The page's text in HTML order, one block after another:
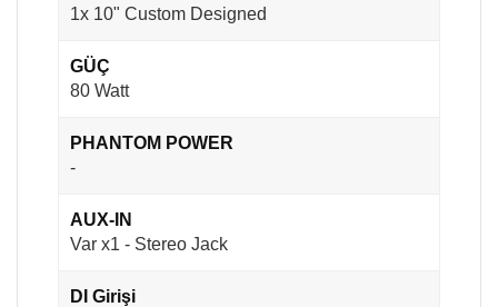
1x 10" Custom Designed
GÜÇ
80 Watt
PHANTOM POWER
-
AUX-IN
Var x1 - Stereo Jack
DI Girişi